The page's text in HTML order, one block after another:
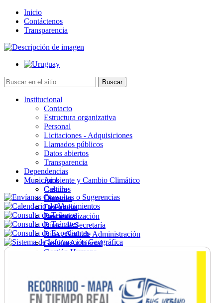
Inicio
Contáctenos
Transparencia
Institucional
Contacto
Estructura organizativa
Personal
Licitaciones - Adquisiciones
Llamados públicos
Datos abiertos
Transparencia
Dependencias
Ambiente y Cambio Climático
Cultura
Deportes
Desarrollo
Descentralización
Direc. de Secretaría
Direc. Gral. de Administración
Gestión Ambiental
Gestión Humana
Ordenamiento
Promoción Social
Salud
Municipios
Castillos
Chuy
La Paloma
Lascano